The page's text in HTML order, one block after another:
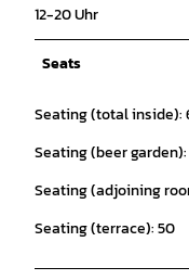
12-20 Uhr
Seats
Seating (total inside):
Seating (beer garden):
Seating (adjoining
Seating (terrace): 50